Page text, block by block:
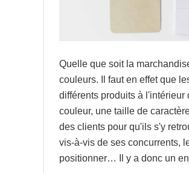
Quelle que soit la
couleurs. Il faut en effet que
différents produits à
couleur, une taille de
des clients pour qu'ils s'y
vis-à-vis de ses concurrents,
positionner… Il y a donc un